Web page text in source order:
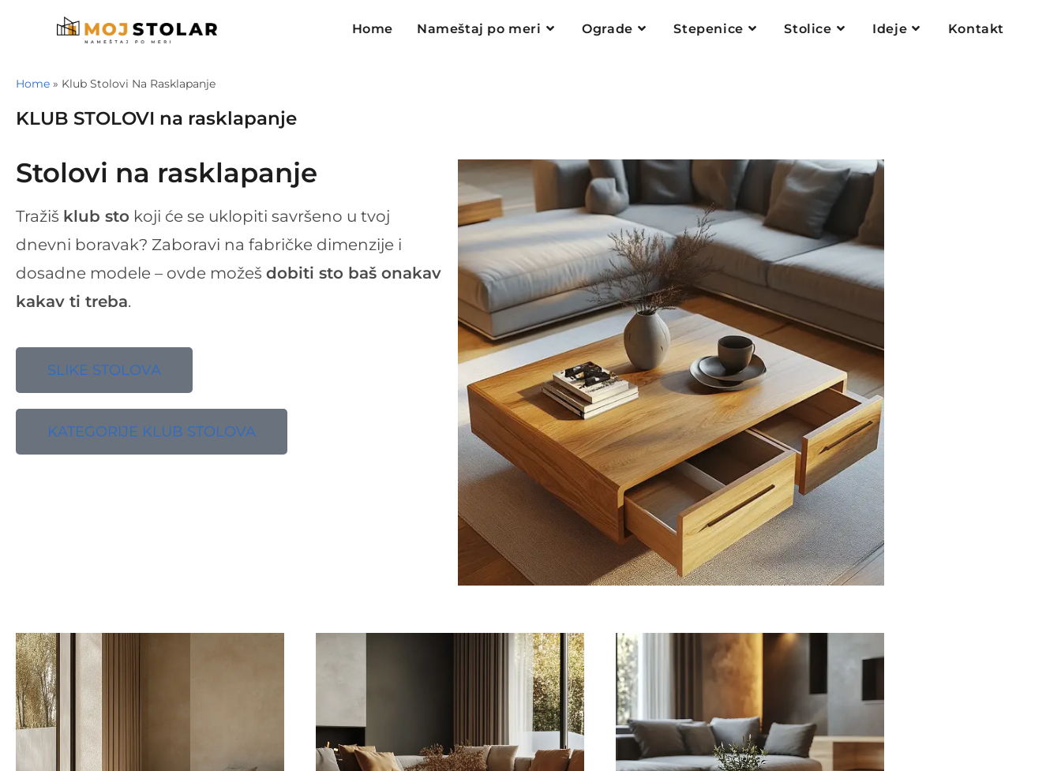
Home Nameštaj po meri Ograde Stepenice Stolice Ideje Kontakt
Home » Klub Stolovi Na Rasklapanje
KLUB STOLOVI na rasklapanje
Stolovi na rasklapanje
Tražiš klub sto koji će se uklopiti savršeno u tvoj
dnevni boravak? Zaboravi na fabričke dimenzije i
dosadne modele – ovde možeš dobiti sto baš onakav
kakav ti treba.
SLIKE STOLOVA
KATEGORIJE KLUB STOLOVA